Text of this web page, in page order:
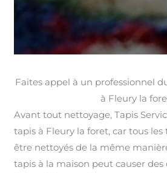
Faites appel à un professionnel
à Fleury la
Avant tout nettoyage, Tapis
tapis à Fleury la foret, car tous
être nettoyés de la même
tapis à la maison peut causer